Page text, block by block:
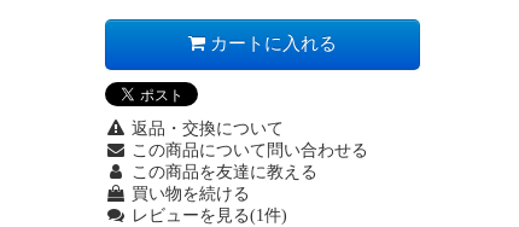
カートに入れる
返品・交換について
この商品について問い合わせる
この商品を友達に教える
買い物を続ける
レビューを見る(1件)